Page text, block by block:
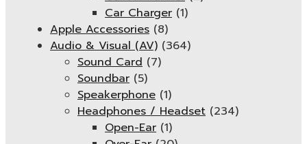
Car Charger (1)
Apple Accessories (8)
Audio & Visual (AV) (364)
Sound Card (7)
Soundbar (5)
Speakerphone (1)
Headphones / Headset (234)
Open-Ear (1)